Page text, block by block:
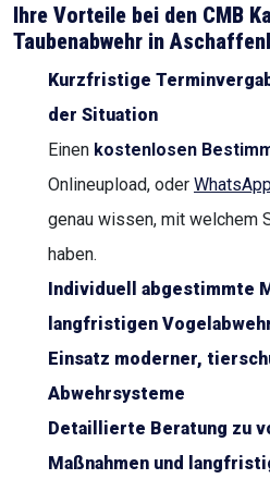
Ihre Vorteile bei den CMB
Taubenabwehr in
Kurzfristige
der Situation
Einen kostenlosen
Onlineupload, oder
genau wissen, mit welchem
haben.
Individuell abgestimmte
langfristigen
Einsatz moderner,
Abwehrsysteme
Detaillierte Beratung zu
Maßnahmen und